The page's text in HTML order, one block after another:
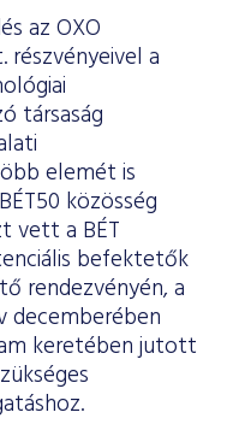
az OXO
részvényeivel a
társaság
elemét is
közösség
vett a BÉT
befektetők
rendezvényén, a
decemberében
keretébenjutott